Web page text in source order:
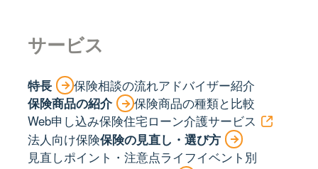
サービス
特長 保険相談の流れアドバイザー紹介
保険商品の紹介
保険商品の種類と比較
Web申し込み保険住宅ローン介護サービス
法人向け保険保険の見直し・選び方
見直しポイント・注意点ライフイベント別